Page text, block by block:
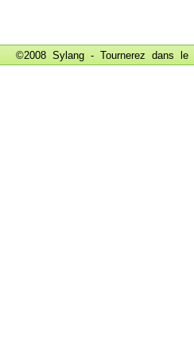
©2008 Sylang - Tournerez dans le